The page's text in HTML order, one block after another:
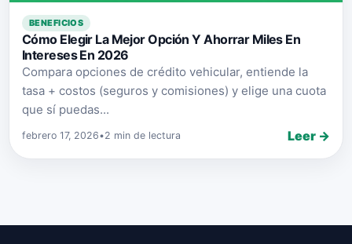
BENEFICIOS
Cómo Elegir La Mejor Opción Y Ahorrar Miles En
Intereses En 2026
Compara opciones de crédito vehicular, entiende la
tasa + costos (seguros y comisiones) y elige una cuota
que sí puedas...
febrero 17, 2026•2 min de lectura Leer →